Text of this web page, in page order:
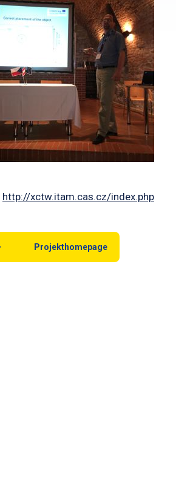
http://xctw.itam.cas.cz/index.php
Projekthomepage